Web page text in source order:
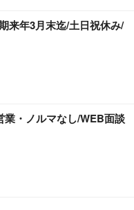
来年3月末迄/土日祝休み/
・ノルマなし/WEB面談